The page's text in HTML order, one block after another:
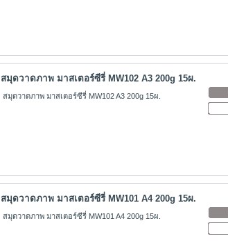
สมุดวาดภาพ มาสเตอร์ซีรี่ MW102 A3 200g 15ผ.
สมุดวาดภาพ มาสเตอร์ซีรี่ MW102 A3 200g 15ผ.
สมุดวาดภาพ มาสเตอร์ซีรี่ MW101 A4 200g 15ผ.
สมุดวาดภาพ มาสเตอร์ซีรี่ MW101 A4 200g 15ผ.